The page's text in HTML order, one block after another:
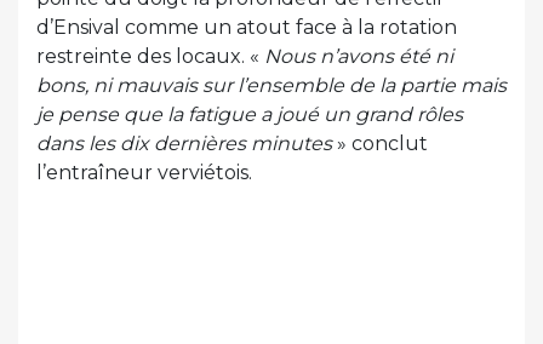
d’Ensival comme un atout face à la rotation
restreinte des locaux. « Nous n’avons été ni
bons, ni mauvais sur l’ensemble de la partie mais
je pense que la fatigue a joué un grand rôles
dans les dix dernières minutes» conclut
l’entraîneur verviétois.